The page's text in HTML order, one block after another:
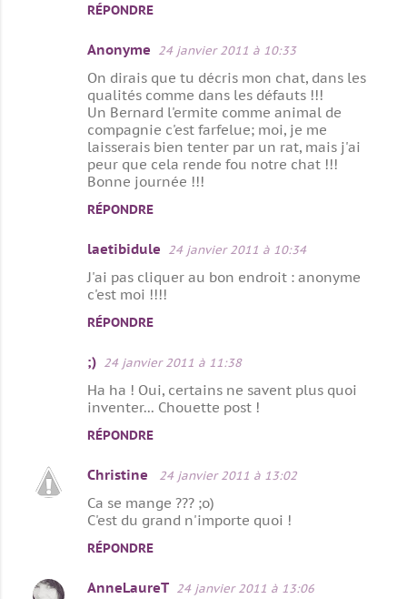
RÉPONDRE
Anonyme 24 janvier 2011 à 10:33
On dirais que tu décris mon chat, dans les
qualités comme dans les défauts !!!
Un Bernard l'ermite comme animal de
compagnie c'est farfelue; moi, je me
laisserais bien tenter par un rat, mais j'ai
peur que cela rende fou notre chat !!!
Bonne journée !!!
RÉPONDRE
laetibidule 24 janvier 2011 à 10:34
J'ai pas cliquer au bon endroit : anonyme
c'est moi !!!!
RÉPONDRE
;) 24 janvier 2011 à 11:38
Ha ha ! Oui, certains ne savent plus quoi
inventer... Chouette post !
RÉPONDRE
Christine 24 janvier 2011 à 13:02
Ca se mange ??? ;o)
C'est du grand n'importe quoi !
RÉPONDRE
AnneLaureT 24 janvier 2011 à 13:06